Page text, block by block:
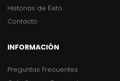
Historias de Éxito
Contacto
INFORMACIÓN
Preguntas Frecuentes